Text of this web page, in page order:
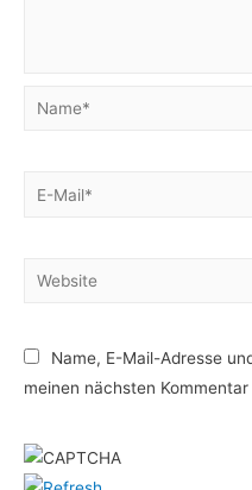
Name*
E-
Website
Name, E-Mail-Adresse
meinen nächsten